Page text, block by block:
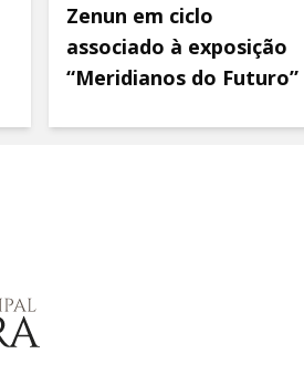
Zenun em ciclo
associado à exposição
“Meridianos do Futuro”